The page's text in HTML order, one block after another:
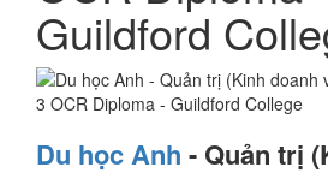
Guildford
Du học Anh - Quản trị